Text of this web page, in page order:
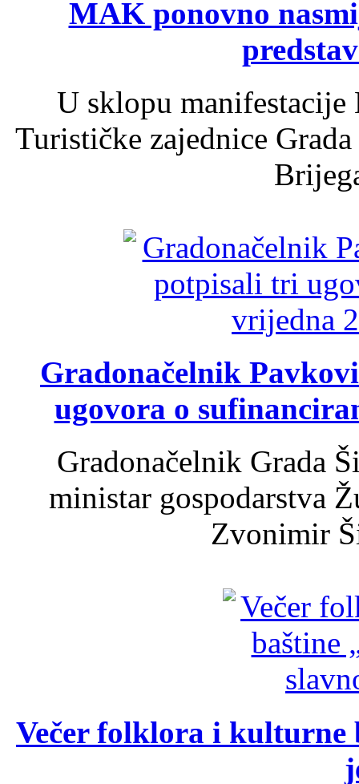
MAK ponovno
U sklopu
Turističke zajednice
Gradonačelnik
ugovora o
Gradonačelnik Grada
ministar gospodarstva
Zvonimir
Večer folklora i kulturne